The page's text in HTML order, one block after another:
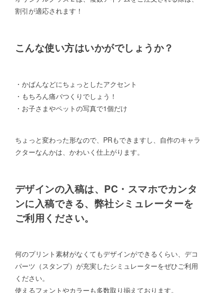
割引が適応されます！
こんな使い方はいかがでしょうか？
・かばんなどにちょっとしたアクセント
・もちろん痛バつくりでしょう！
・お子さまやペットの写真で1個だけ
ちょっと変わった形なので、PRもできますし、自作のキャラ
クターなんかは、かわいく仕上がります。
デザインの入稿は、PC・スマホでカンタ
ンに入稿できる、弊社シミュレーターを
ご利用ください。
何のプリント素材がなくてもデザインができるくらい、デコ
パーツ（スタンプ）が充実したシミュレーターをぜひご利用
ください。
使えるフォントやカラーも多数取り揃えております。